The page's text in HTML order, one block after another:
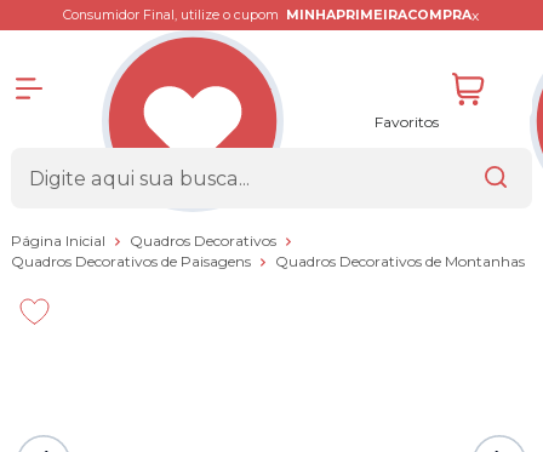
Consumidor Final, utilize o cupom MINHAPRIMEIRACOMPRAx
Favoritos
Página Inicial
Quadros Decorativos
Quadros Decorativos de Paisagens
Quadros Decorativos de Montanhas